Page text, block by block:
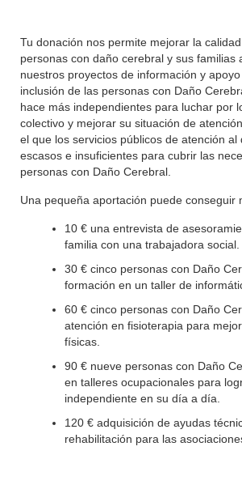
Tu donación nos permite mejorar la
personas con daño cerebral y sus familias
nuestros proyectos de información y
inclusión de las personas con Daño
hace más independientes para luchar por
colectivo y mejorar su situación de
el que los servicios públicos de atención al
escasos e insuficientes para cubrir las
personas con Daño Cerebral.
Una pequeña aportación puede conseguir
10 € una entrevista de
familia con una trabajadora social.
30 € cinco personas con Daño
formación en un taller de
60 € cinco personas con Daño
atención en fisioterapia para
físicas.
90 € nueve personas con Daño
en talleres ocupacionales para
independiente en su día a día.
120 € adquisición de ayudas
rehabilitación para las